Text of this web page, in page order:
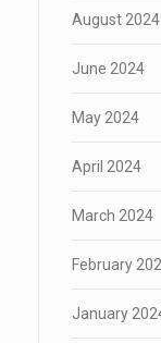
August 2024
June 2024
May 2024
April 2024
March 2024
February
January